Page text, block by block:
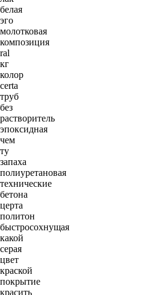
белая
эго
молотковая
композиция
ral
кг
колор
certa
труб
без
растворитель
эпоксидная
чем
ту
запаха
полиуретановая
технические
бетона
церта
политон
быстросохнущая
какой
серая
цвет
краской
покрытие
красить